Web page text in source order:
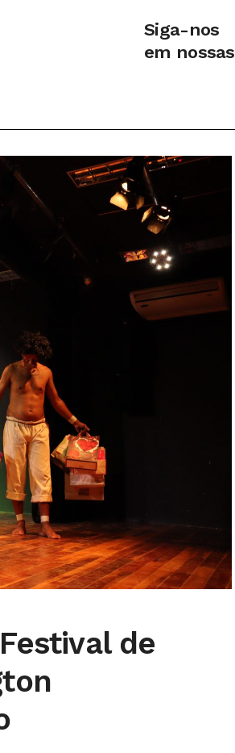
Siga-nos
em nossas
de